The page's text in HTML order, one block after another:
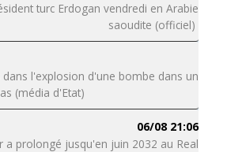
turc Erdogan vendredi en Arabie
saoudite (officiel)
dans l'explosion d'une bombe dans un
(média d'Etat)
06/08 21:06
a prolongé jusqu'en juin 2032 au Real